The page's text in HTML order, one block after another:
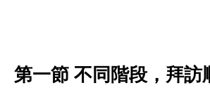
第一節 不同階段，拜訪